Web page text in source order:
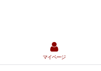
マイページ